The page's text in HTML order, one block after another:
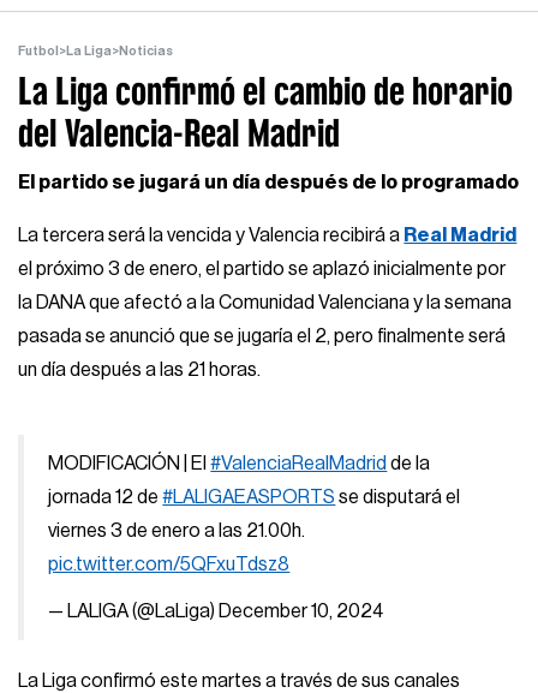
Futbol >La Liga>Noticias
La Liga confirmó el cambio de horario
del Valencia-Real Madrid
El partido se jugará un día después de lo programado
La tercera será la vencida y Valencia recibirá a Real Madrid
el próximo 3 de enero, el partido se aplazó inicialmente por
la DANA que afectó a la Comunidad Valenciana y la semana
pasada se anunció que se jugaría el 2, pero finalmente será
un día después a las 21 horas.
MODIFICACIÓN | El#ValenciaRealMadrid de la
jornada 12 de#LALIGAEASPORTS se disputará el
viernes 3 de enero a las 21.00h.
pic.twitter.com/5QFxuTdsz8
— LALIGA (@LaLiga) December 10, 2024
La Liga confirmó este martes a través de sus canales